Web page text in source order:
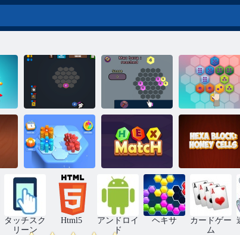
ヘキサブロッ
ク2048
マックスヘキ
サ
六十分
フラワーヘキ
サパズル
ヘックスマッ
ヘキサブロッ
ク蜂蜜細胞
タッチスク
リーン
Html5
アンドロイ
ド
ヘキサ
カードゲー
ム